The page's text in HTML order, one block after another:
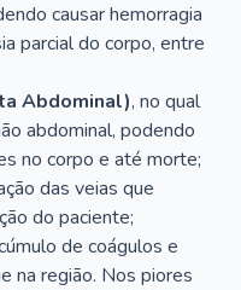
causar hemorragia
parcial do corpo, entre
Abdominal), no qual
abdominal, podendo
no corpo e até morte;
das veias que
do paciente;
de coágulos e
na região. Nos piores